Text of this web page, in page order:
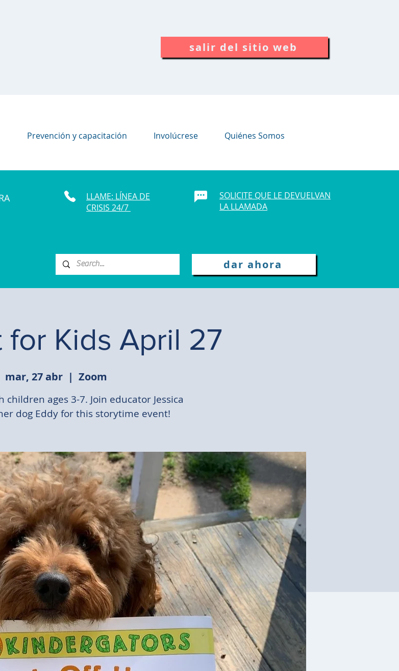
salir del sitio web
Prevención y capacitación Involúcrese Quiénes Somos
LLAME: LÍNEA DE
CRISIS 24/7
SOLICITE QUE LE DEVUELVAN
LA LLAMADA
dar ahora
for Kids April 27
mar, 27 abr
  |
Zoom
children ages 3-7. Join educator Jessica
dog Eddy for this storytime event!